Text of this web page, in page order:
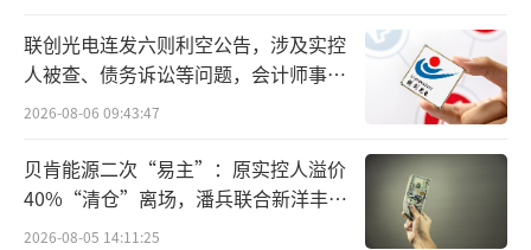
一对二私教包月模式，相较之下更为灵活。
而这种“子品牌试错”策略背后，是乐刻
对下沉市场的深度观察：三四线城市人均GDP
较省会城市晚8-10年，但互联网平台已推平生
活方式差异。因此，基于线下零售的本质逻
联创光电连发六则利空公告，涉及实控
人被查、债务诉讼等问题，会计师事务
所曾出具“保留意见”
2026-08-06 09:43:47
贝肯能源二次“易主”：原实控人溢价
40%“清仓”离场，潘兵联合新洋丰、
宏科百世拟入主
2026-08-05 14:11:25